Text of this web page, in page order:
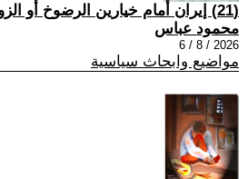
(21) إيران أمام خيارين الرضوخ أو الزوال
محمود عباس
2026 / 8 / 6
مواضيع وابحاث سياسية